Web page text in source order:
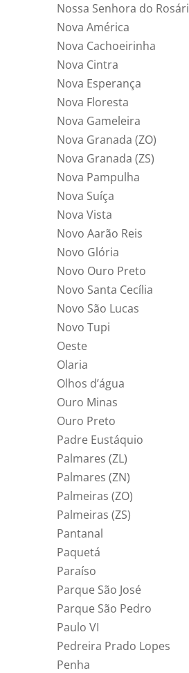
Nossa Senhora do
Nova América
Nova Cachoeirinha
Nova Cintra
Nova Esperança
Nova Floresta
Nova Gameleira
Nova Granada (ZO)
Nova Granada (ZS)
Nova Pampulha
Nova Suíça
Nova Vista
Novo Aarão Reis
Novo Glória
Novo Ouro Preto
Novo Santa Cecília
Novo São Lucas
Novo Tupi
Oeste
Olaria
Olhos d’água
Ouro Minas
Ouro Preto
Padre Eustáquio
Palmares (ZL)
Palmares (ZN)
Palmeiras (ZO)
Palmeiras (ZS)
Pantanal
Paquetá
Paraíso
Parque São José
Parque São Pedro
Paulo VI
Pedreira Prado Lopes
Penha